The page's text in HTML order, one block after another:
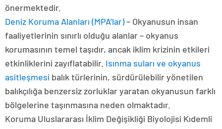
önermektedir.
Deniz Koruma Alanları (MPA’lar)– Okyanusun insan
faaliyetlerinin sınırlı olduğu alanlar – okyanus
korumasının temel taşıdır, ancak iklim krizinin etkileri
etkinliklerini zayıflatabilir. Isınma suları ve okyanus
asitleşmesi balık türlerinin, sürdürülebilir yönetilen
balıkçılığa benzersiz zorluklar yaratan okyanusun farklı
bölgelerine taşınmasına neden olmaktadır.
Koruma Uluslararası İklim Değişikliği Biyolojisi Kıdemli